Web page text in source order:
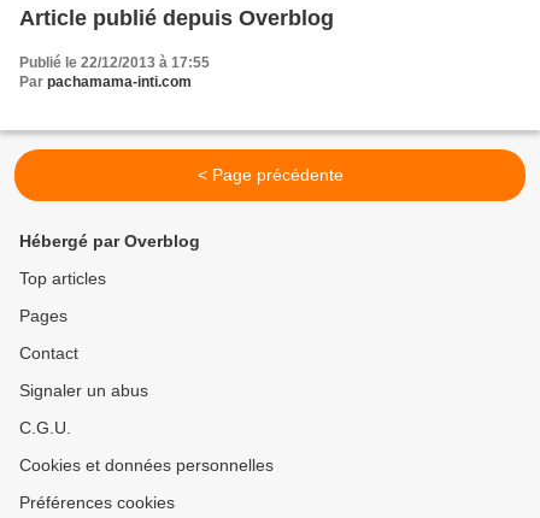
Article publié depuis Overblog
Publié le 22/12/2013 à 17:55
Par pachamama-inti.com
< Page précédente
Hébergé par Overblog
Top articles
Pages
Contact
Signaler un abus
C.G.U.
Cookies et données personnelles
Préférences cookies